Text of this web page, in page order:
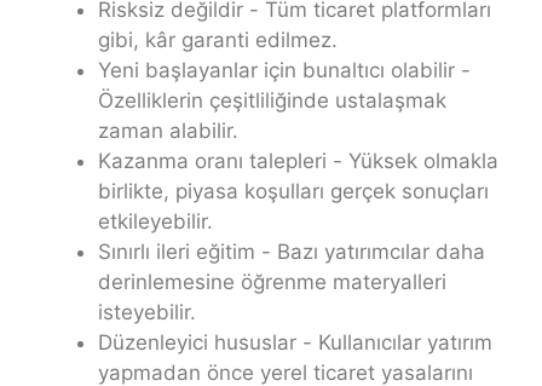
Risksiz değildir - Tüm ticaret platformları
gibi, kâr garanti edilmez.
Yeni başlayanlar için bunaltıcı olabilir -
Özelliklerin çeşitliliğinde ustalaşmak
zaman alabilir.
Kazanma oranı talepleri - Yüksek olmakla
birlikte, piyasa koşulları gerçek sonuçları
etkileyebilir.
Sınırlı ileri eğitim - Bazı yatırımcılar daha
derinlemesine öğrenme materyalleri
isteyebilir.
Düzenleyici hususlar - Kullanıcılar yatırım
yapmadan önce yerel ticaret yasalarını